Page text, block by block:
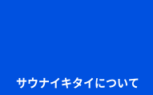
サウナイキタイについて